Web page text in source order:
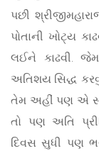
પછી
પોતાની ખોટ્ય
લઈને કાઢવી.
અતિશય સિદ્ધ કરવું
તેમ અહીં પણ એ
તો પણ અતિ
દિવસ સુધી પણ